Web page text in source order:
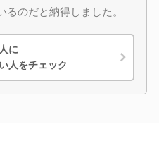
のだと納得しました。
に
人をチェック